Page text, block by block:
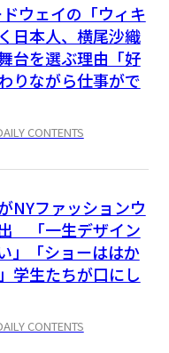
ウェイの「ウィキ
日本人、横尾沙織
台を選ぶ理由「好
りながら仕事がで
CONTENTS
NYファッションウ
「一生デザイン
」「ショーははか
学生たちが口にし
CONTENTS